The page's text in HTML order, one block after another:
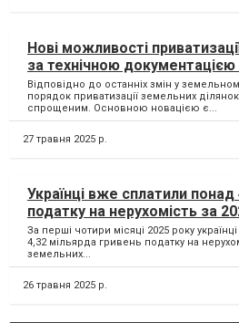
Нові можливості
за технічною
Відповідно до останніх змін у
порядок приватизації земельних
спрощеним. Основною новацією є...
27 травня 2025 р.
Українці вже сплатили
податку на нерухомість за
За перші чотири місяці 2025 року
4,32 мільярда гривень податку на
земельних...
26 травня 2025 р.